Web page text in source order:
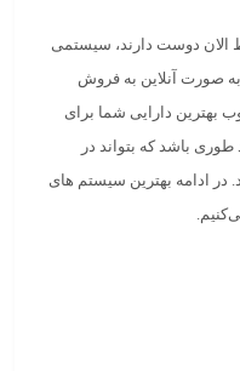
الان دوست دارند، سیستمی
به صورت آنلاین به فروش
بهترین دارایی شما برای
باشد که بتواند در
ادامه بهترین سیستم های